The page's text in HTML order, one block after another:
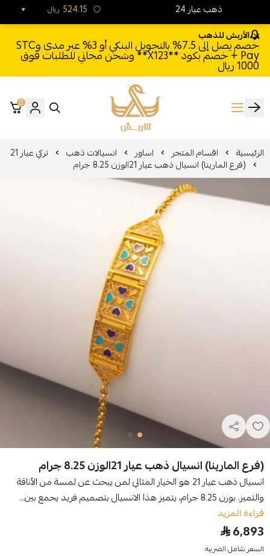
الأربش للذهب
خصم يصل إلى 7.5% بالتحويل البنكي أو 3% عبر مدى وSTC
Pay + خصم بكود **X123** وشحن مجاني للطلبات فوق
1000 ريال
الأربش للذهب
0
الرئيسية اقسام المتجر اساور انسيالات ذهب تركي عيار 21
(فرع المارينا) انسيال ذهب عيار 21الوزن 8.25 جرام
(فرع المارينا) انسيال ذهب عيار 21الوزن 8.25 جرام
انسيال ذهب عيار 21 هو الخيار المثالي لمن يبحث عن لمسة من الأناقة
والتميز. بوزن 8.25 جرام، يتميز هذا الانسيال بتصميم فريد يجمع بين...
قراءة المزيد
6,893
السعر شامل الضريبه
24 ذهب عيار ريال 524.15